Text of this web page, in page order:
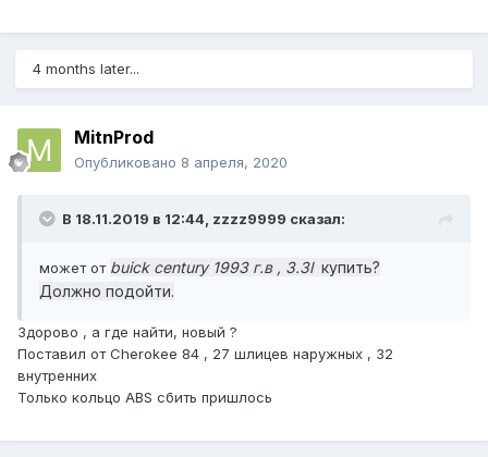
4 months later...
MitnProd
Опубликовано 8 апреля, 2020
В 18.11.2019 в 12:44, zzzz9999 сказал:
может от buick century 1993 г.в , 3.3lкупить?
Должно подойти.
Здорово , а где найти, новый ?
Поставил от Cherokee 84 , 27 шлицев наружных , 32
внутренних
Только кольцо ABS сбить пришлось